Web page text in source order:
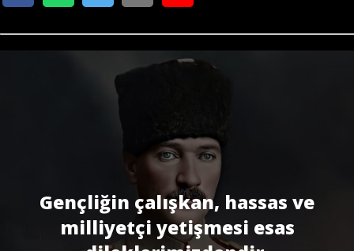
Gençliğin çalışkan, hassas ve
milliyetçi yetişmesi esas